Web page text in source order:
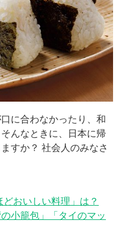
に合わなかったり、和
んなときに、日本に帰
すか？ 社会人のみなさ
おいしい料理」は？
小籠包」「タイのマッ